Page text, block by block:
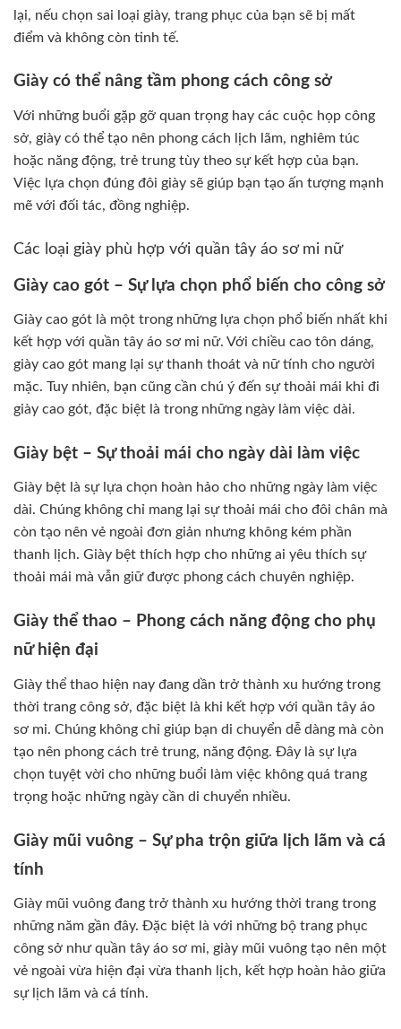
lại, nếu chọn sai loại giày, trang phục của bạn sẽ bị mất
điểm và không còn tinh tế.
Giày có thể nâng tầm phong cách công sở
Với những buổi gặp gỡ quan trọng hay các cuộc họp công
sở, giày có thể tạo nên phong cách lịch lãm, nghiêm túc
hoặc năng động, trẻ trung tùy theo sự kết hợp của bạn.
Việc lựa chọn đúng đôi giày sẽ giúp bạn tạo ấn tượng mạnh
mẽ với đối tác, đồng nghiệp.
Các loại giày phù hợp với quần tây áo sơ mi nữ
Giày cao gót – Sự lựa chọn phổ biến cho công sở
Giày cao gót là một trong những lựa chọn phổ biến nhất khi
kết hợp với quần tây áo sơ mi nữ. Với chiều cao tôn dáng,
giày cao gót mang lại sự thanh thoát và nữ tính cho người
mặc. Tuy nhiên, bạn cũng cần chú ý đến sự thoải mái khi đi
giày cao gót, đặc biệt là trong những ngày làm việc dài.
Giày bệt – Sự thoải mái cho ngày dài làm việc
Giày bệt là sự lựa chọn hoàn hảo cho những ngày làm việc
dài. Chúng không chỉ mang lại sự thoải mái cho đôi chân mà
còn tạo nên vẻ ngoài đơn giản nhưng không kém phần
thanh lịch. Giày bệt thích hợp cho những ai yêu thích sự
thoải mái mà vẫn giữ được phong cách chuyên nghiệp.
Giày thể thao – Phong cách năng động cho phụ
nữ hiện đại
Giày thể thao hiện nay đang dần trở thành xu hướng trong
thời trang công sở, đặc biệt là khi kết hợp với quần tây áo
sơ mi. Chúng không chỉ giúp bạn di chuyển dễ dàng mà còn
tạo nên phong cách trẻ trung, năng động. Đây là sự lựa
chọn tuyệt vời cho những buổi làm việc không quá trang
trọng hoặc những ngày cần di chuyển nhiều.
Giày mũi vuông – Sự pha trộn giữa lịch lãm và cá
tính
Giày mũi vuông đang trở thành xu hướng thời trang trong
những năm gần đây. Đặc biệt là với những bộ trang phục
công sở như quần tây áo sơ mi, giày mũi vuông tạo nên một
vẻ ngoài vừa hiện đại vừa thanh lịch, kết hợp hoàn hảo giữa
sự lịch lãm và cá tính.